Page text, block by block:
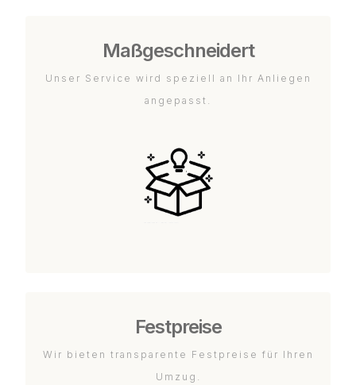
Maßgeschneidert
Unser Service wird speziell an Ihr Anliegen
angepasst.
Festpreise
Wir bieten transparente Festpreise für Ihren
Umzug.